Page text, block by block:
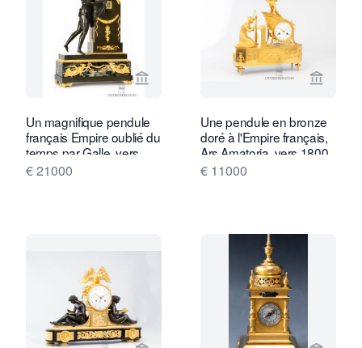
Voir la page vendeur de Gude & Meis
Un magnifique pendule
français Empire oublié du
temps par Galle, vers
1810.
€ 21000
Voir la
Une pendule en bronze
doré à l'Empire français,
Ars Amatoria, vers 1800
€ 11000